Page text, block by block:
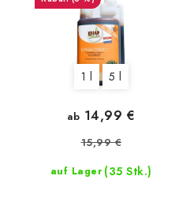
1 l 5 l
auf Lager (35 Stk.)
ab 14,99 €
15,99 €